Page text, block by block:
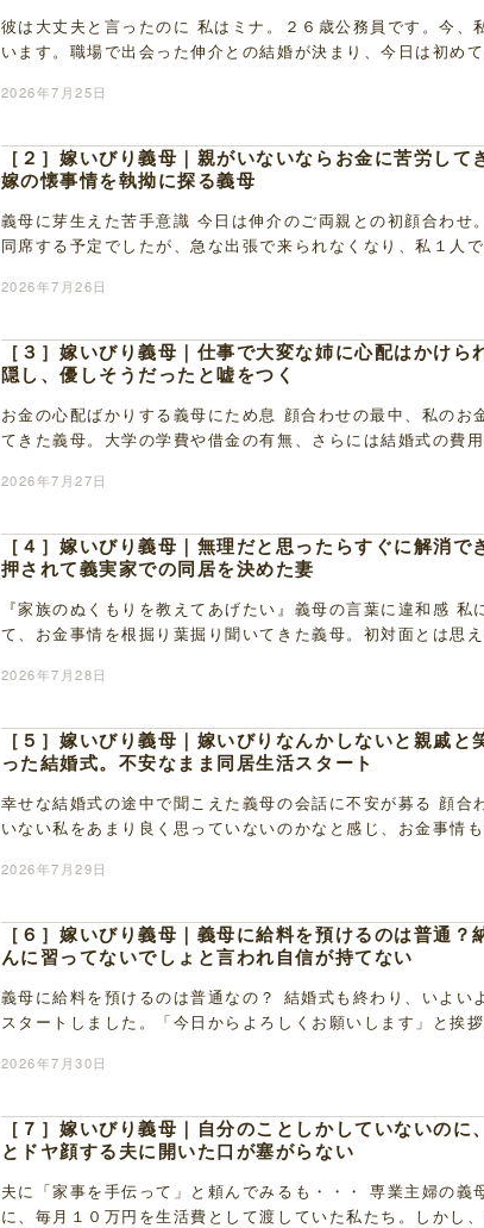
彼は大丈夫と言ったのに 私はミナ。２６歳公務員です。今、
います。職場で出会った伸介との結婚が決まり、今日は初め
2026年7月25日
［２］嫁いびり義母｜親がいないならお金に苦労し
嫁の懐事情を執拗に探る義母
義母に芽生えた苦手意識 今日は伸介のご両親との初顔合わせ
同席する予定でしたが、急な出張で来られなくなり、私１人
2026年7月26日
［３］嫁いびり義母｜仕事で大変な姉に心配はかけら
隠し、優しそうだったと嘘をつく
お金の心配ばかりする義母にため息 顔合わせの最中、私のお
てきた義母。大学の学費や借金の有無、さらには結婚式の費
2026年7月27日
［４］嫁いびり義母｜無理だと思ったらすぐに解消で
押されて義実家での同居を決めた妻
『家族のぬくもりを教えてあげたい』義母の言葉に違和感 私
て、お金事情を根掘り葉掘り聞いてきた義母。初対面とは思
2026年7月28日
［５］嫁いびり義母｜嫁いびりなんかしないと親戚と
った結婚式。不安なまま同居生活スタート
幸せな結婚式の途中で聞こえた義母の会話に不安が募る 顔合
いない私をあまり良く思っていないのかなと感じ、お金事情
2026年7月29日
［６］嫁いびり義母｜義母に給料を預けるのは普通？
んに習ってないでしょと言われ自信が持てない
義母に給料を預けるのは普通なの？ 結婚式も終わり、いよい
スタートしました。「今日からよろしくお願いします」と挨
2026年7月30日
［７］嫁いびり義母｜自分のことしかしていないのに
とドヤ顔する夫に開いた口が塞がらない
夫に「家事を手伝って」と頼んでみるも・・・ 専業主婦の義
に、毎月１０万円を生活費として渡していた私たち。しかし